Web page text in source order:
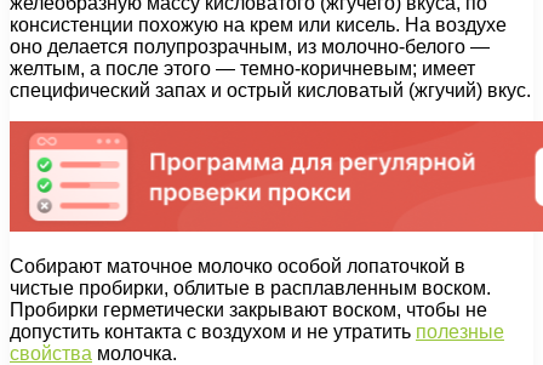
консистенции похожую на крем или кисель. На воздухе
оно делается полупрозрачным, из молочно-белого —
желтым, а после этого — темно-коричневым; имеет
специфический запах и острый кисловатый (жгучий) вкус.
Собирают маточное молочко особой лопаточкой в
чистые пробирки, облитые в расплавленным воском.
Пробирки герметически закрывают воском, чтобы не
допустить контакта с воздухом и не утратить полезные
свойства молочка.